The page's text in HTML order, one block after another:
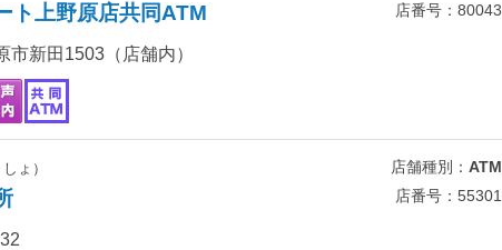
ト上野原店共同ATM
店番号：80043
新田1503（店舗内）
ょ） 店舗種別： ATM
店番号：55301